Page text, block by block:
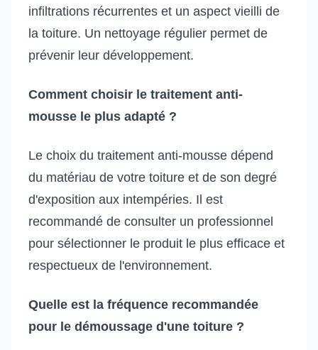
infiltrations récurrentes et un aspect vieilli de
la toiture. Un nettoyage régulier permet de
prévenir leur développement.
Comment choisir le traitement anti-
mousse le plus adapté ?
Le choix du traitement anti-mousse dépend
du matériau de votre toiture et de son degré
d'exposition aux intempéries. Il est
recommandé de consulter un professionnel
pour sélectionner le produit le plus efficace et
respectueux de l'environnement.
Quelle est la fréquence recommandée
pour le démoussage d'une toiture ?